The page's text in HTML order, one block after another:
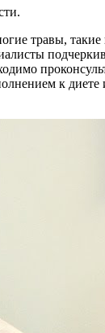
травы, такие
к диете